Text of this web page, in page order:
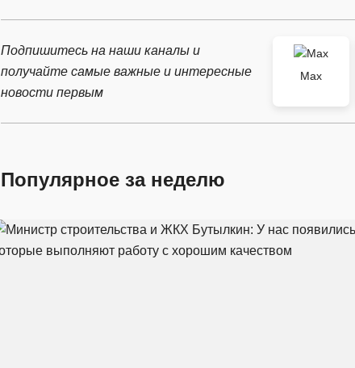
Подпишитесь на наши каналы и
получайте самые важные и интересные
новости первым
Max
Популярное за неделю